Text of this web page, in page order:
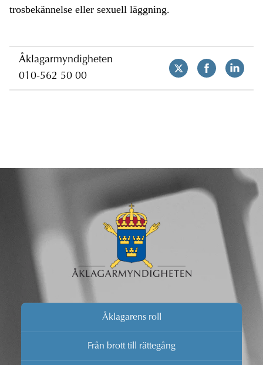
trosbekännelse eller sexuell läggning.
Åklagarmyndigheten
010-562 50 00
Åklagarens roll
Från brott till rättegång